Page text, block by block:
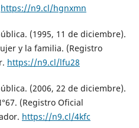
https://n9.cl/hgnxmn
(1995, 11 de diciembre).
y la familia. (Registro
https://n9.cl/lfu28
(2006, 22 de diciembre).
(Registro Oficial
https://n9.cl/4kfc